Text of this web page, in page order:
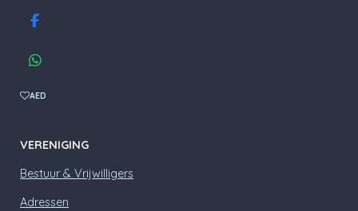
F
c
e
o
W
a
A
p
p
AED
VERENIGING
Bestuur & Vrijwilligers
Adressen